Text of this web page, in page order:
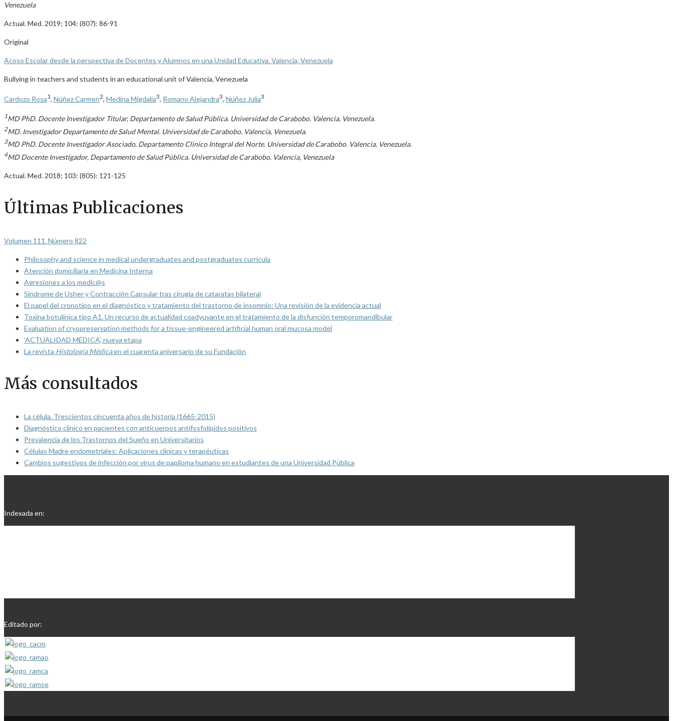
Venezuela
Actual. Med. 2019; 104: (807): 86-91
Original
Acoso Escolar desde la perspectiva de Docentes y Alumnos en una Unidad Educativa. Valencia, Venezuela
Bullying in teachers and students in an educational unit of Valencia, Venezuela
Cardozo Rosa1 Núñez Carmen2 Medina Migdalia3 Romano Alejandra3 Núñez Julia3
1MD PhD. Docente Investigador Titular, Departamento de Salud Pública. Universidad de Carabobo. Valencia, Venezuela.
2MD. Investigador Departamento de Salud Mental. Universidad de Carabobo. Valencia, Venezuela.
3MD PhD. Docente Investigador Asociado, Departamento Clínico Integral del Norte. Universidad de Carabobo. Valencia, Venezuela.
4MD Docente Investigador, Departamento de Salud Pública. Universidad de Carabobo. Valencia, Venezuela
Actual. Med. 2018; 103: (805): 121-125
Últimas Publicaciones
Volumen 111. Número 822
Philosophy and science in medical undergraduates and postgraduates curricula
Atención domiciliaria en Medicina Interna
Agresiones a los medic@s
Síndrome de Usher y Contracción Capsular tras cirugía de cataratas bilateral
El papel del cronotipo en el diagnóstico y tratamiento del trastorno de insomnio: Una revisión de la evidencia actual
Toxina botulínica tipo A1. Un recurso de actualidad coadyuvante en el tratamiento de la disfunción temporomandibular
Evaluation of cryopreservation methods for a tissue-engineered artificial human oral mucosa model
‘ACTUALIDAD MÉDICA’, nueva etapa
La revista Histología Médicaen el cuarenta aniversario de su Fundación
Más consultados
La célula. Trescientos cincuenta años de historia (1665-2015)
Diagnóstico clínico en pacientes con anticuerpos antifosfolípidos positivos
Prevalencia de los Trastornos del Sueño en Universitarios
Células Madre endometriales: Aplicaciones clínicas y terapéuticas
Cambios sugestivos de infección por virus de papiloma humano en estudiantes de una Universidad Pública
Indexada en:
Editado por: